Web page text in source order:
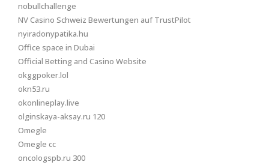
nobullchallenge
NV Casino Schweiz Bewertungen auf TrustPilot
nyiradonypatika.hu
Office space in Dubai
Official Betting and Casino Website
okggpoker.lol
okn53.ru
okonlineplay.live
olginskaya-aksay.ru 120
Omegle
Omegle cc
oncologspb.ru 300